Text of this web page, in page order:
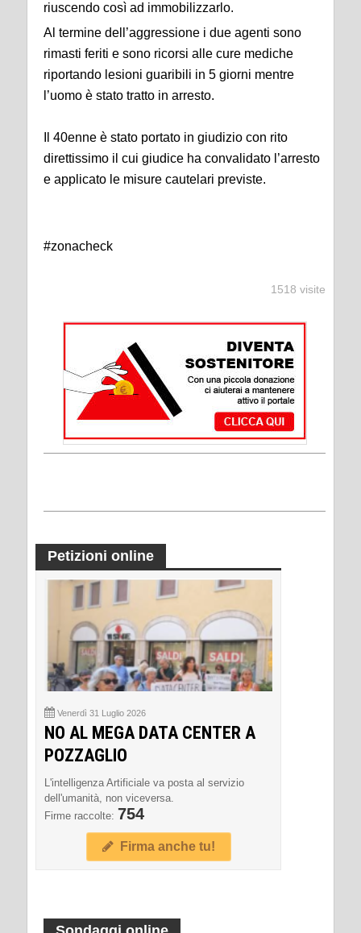
riuscendo così ad immobilizzarlo.
Al termine dell’aggressione i due agenti sono
rimasti feriti e sono ricorsi alle cure mediche
riportando lesioni guaribili in 5 giorni mentre
l’uomo è stato tratto in arresto.
Il 40enne è stato portato in giudizio con rito
direttissimo il cui giudice ha convalidato l’arresto
e applicato le misure cautelari previste.
#zonacheck
1518 visite
Petizioni online
Venerdì 31 Luglio 2026
NO AL MEGA DATA CENTER A
POZZAGLIO
L'intelligenza Artificiale va posta al servizio
dell'umanità, non viceversa.
Firme raccolte: 754
Firma anche tu!